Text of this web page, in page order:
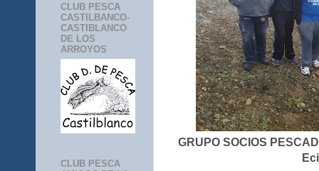
GRUPO SOCIOS
CLUB PESCA
CASTILBANCO-
CASTIBLANCO
DE LOS
ARROYOS
CLUB PESCA